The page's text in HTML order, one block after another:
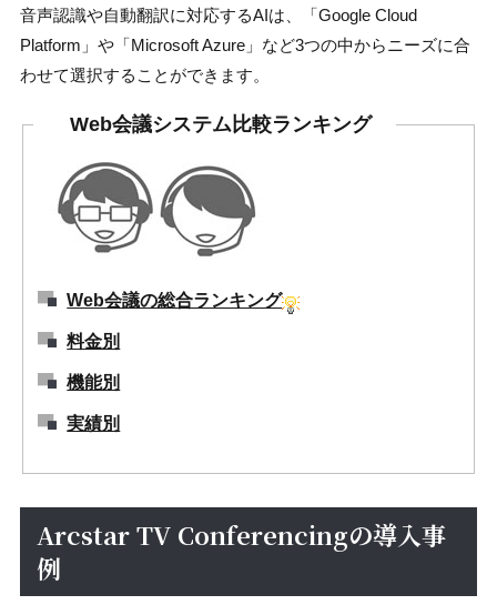
音声認識や自動翻訳に対応するAIは、「Google Cloud
Platform」や「Microsoft Azure」など3つの中からニーズに合
わせて選択することができます。
Web会議システム比較ランキング
Web会議の総合ランキング
料金別
機能別
実績別
Arcstar TV Conferencingの導入事
例